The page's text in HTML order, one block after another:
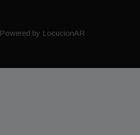
by LocucionAR